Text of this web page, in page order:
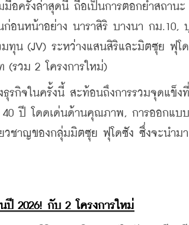
ครั้งล่าสุดนี้ ถือเป็นการตอกย้ำสถานะ
นก่อนหน้าอย่าง นาราสิริ บางนา กม
ทุน (JV) ระหว่างแสนสิริและมิตซุย ฟุ
(รวม 2 โครงการใหม่)
กิจในครั้งนี้ สะท้อนถึงการรวมจุดแข็ง
40 ปี โดดเด่นด้านคุณภาพ, การออกแบ
วชาญของกลุ่มมิตซุย ฟุโดซัง ซึ่งจะนำม
ปี 2026! กับ 2 โครงการใหม่